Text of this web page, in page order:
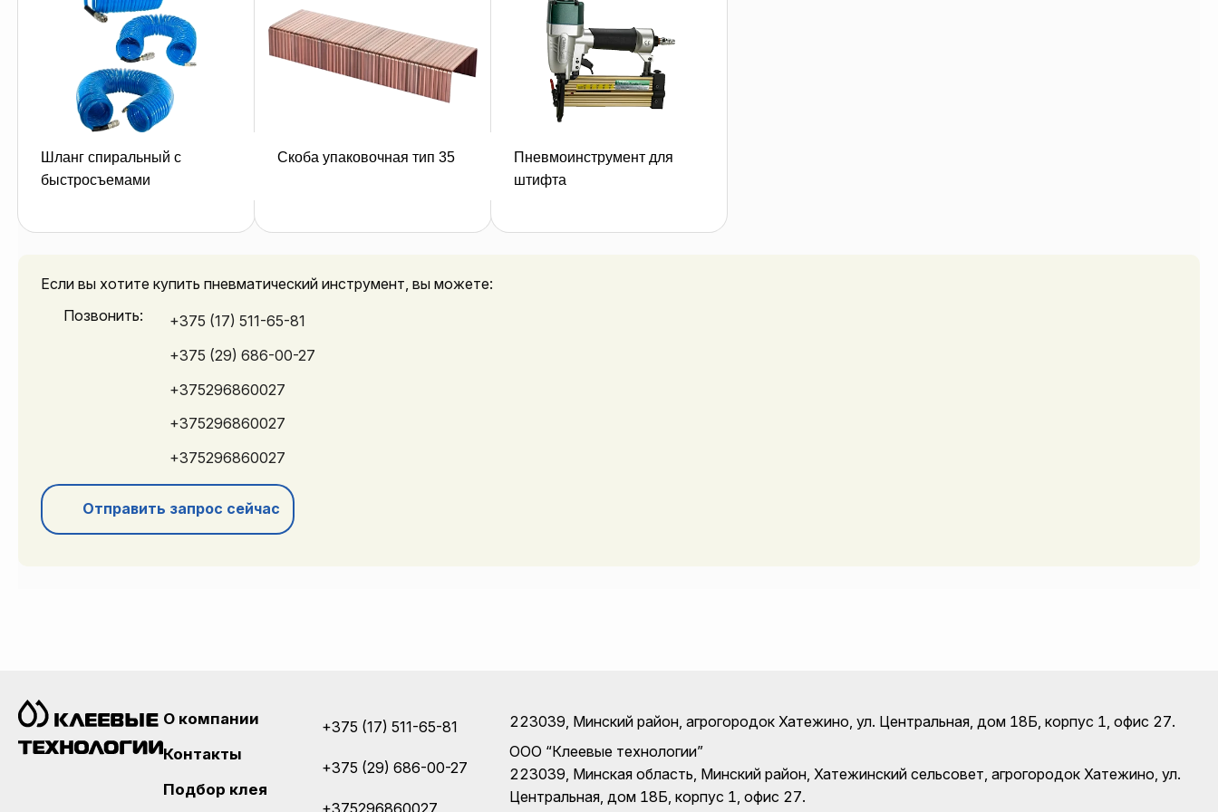
Шланг спиральный с
быстросъемами
оставить заявку Скоба упаковочная тип 35
оставить заявку
Пневмоинструмент для
штифта
оставить заявку
Если вы хотите купить пневматический инструмент, вы можете:
Позвонить:
+375 (17) 511-65-81
+375 (29) 686-00-27
+375296860027
+375296860027
+375296860027
Отправить запрос сейчас
О компании
Контакты
Подбор клея
+375 (17) 511-65-81
+375 (29) 686-00-27
+375296860027
223039, Минский район, агрогородок Хатежино, ул. Центральная, дом 18Б, корпус 1, офис 27.
ООО “Клеевые технологии”
223039, Минская область, Минский район, Хатежинский сельсовет, агрогородок Хатежино, ул.
Центральная, дом 18Б, корпус 1, офис 27.